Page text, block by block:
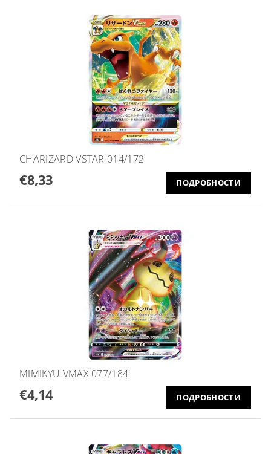
CHARIZARD VSTAR 014/172
€8,33 ПОДРОБНОСТИ
MIMIKYU VMAX 077/184
€4,14 ПОДРОБНОСТИ